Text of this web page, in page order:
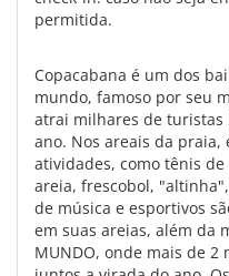
permitida.
Copacabana é um dos
mundo, famoso por seu
atrai milhares de turistas
ano. Nos areais da
atividades, como tênis
areia, frescobol,
de música e esportivos
em suas areias, além da
MUNDO, onde mais de 2